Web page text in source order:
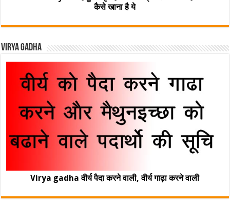
कैसे खाना है ये
Virya Gadha
Virya gadha वीर्य पैदा करने वाली, वीर्य गाढ़ा करने वाली